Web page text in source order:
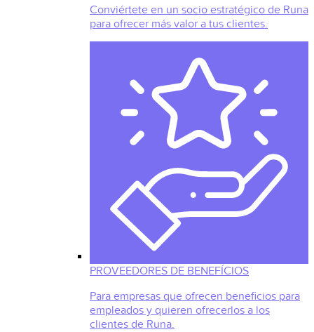
Conviértete en un socio estratégico de Runa
para ofrecer más valor a tus clientes.
PROVEEDORES DE BENEFÍCIOS
Para empresas que ofrecen beneficios para
empleados y quieren ofrecerlos a los
clientes de Runa.